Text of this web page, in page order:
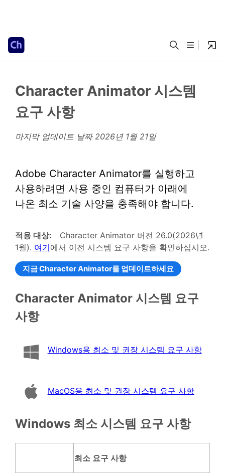
Character Animator 시스템
요구 사항
마지막 업데이트 날짜 2026년 1월 21일
Adobe Character Animator를 실행하고
사용하려면 사용 중인 컴퓨터가 아래에
나온 최소 기술 사양을 충족해야 합니다.
적용 대상:
Character Animator 버전 26.0(2026년
1월). 여기에서 이전 시스템 요구 사항을 확인하십시오.
지금 Character Animator를 업데이트하세요
Character Animator 시스템 요구
사항
Windows용 최소 및 권장 시스템 요구 사항
MacOS용 최소 및 권장 시스템 요구 사항
Windows 최소 시스템 요구 사항
최소 요구 사항